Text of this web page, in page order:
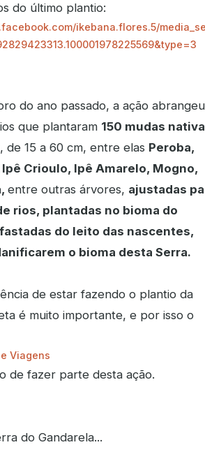
do último plantio:
ikebana.flores.5/
do ano passado, a ação abrangeu
que plantaram 150 mudas
de 15 a 60 cm, entre elas Peroba,
Crioulo, Ipê Amarelo, Mogno,
entre outras árvores, ajustadas
rios, plantadas no bioma do
do leito das nascentes,
o bioma desta Serra.
de estar fazendo o plantio da
é muito importante, e por isso o
Viagens
de fazer parte desta ação.
do Gandarela...